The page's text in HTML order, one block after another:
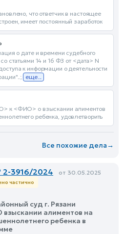
что ответчик в настоящее
имеет постоянный заработок
о дате и времени судебного
статьями 14 и 16 ФЗ от <дата> N
к информации о деятельности
еще...
к <ФИО> о взыскании алиментов
ребенка, удовлетворить
Все похожие дела→
3916/2024 от 30.05.2025
частично
суд г. Рязани
взыскании алиментов на
ребенка в